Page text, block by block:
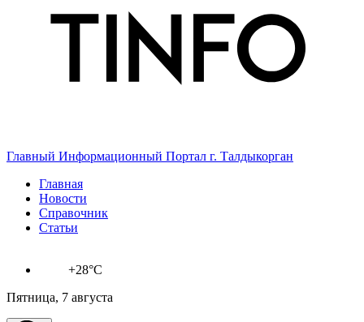
Главный Информационный Портал г. Талдыкорган
Главная
Новости
Справочник
Статьи
+28°C
Пятница, 7 августа